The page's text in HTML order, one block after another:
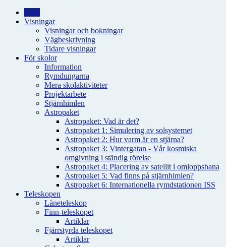
Visningar
Visningar och bokningar
Vägbeskrivning
Tidare visningar
För skolor
Information
Rymdungarna
Mera skolaktiviteter
Projektarbete
Stjärnhimlen
Astropaket
Astropaket: Vad är det?
Astropaket 1: Simulering av solsystemet
Astropaket 2: Hur varm är en stjärna?
Astropaket 3: Vintergatan - Vår kosmiska
omgivning i ständig rörelse
Astropaket 4: Placering av satellit i omloppsbana
Astropaket 5: Vad finns på stjärnhimlen?
Astropaket 6: Internationella rymdstationen ISS
Teleskopen
Låneteleskop
Finn-teleskopet
Artiklar
Fjärrstyrda teleskopet
Artiklar